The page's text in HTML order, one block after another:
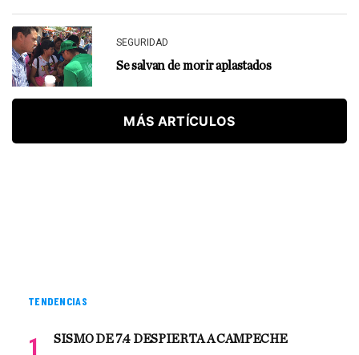
SEGURIDAD
Se salvan de morir aplastados
MÁS ARTÍCULOS
TENDENCIAS
SISMO DE 7.4 DESPIERTA A CAMPECHE